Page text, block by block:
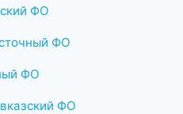
ФО
ФО
ФО
ФО